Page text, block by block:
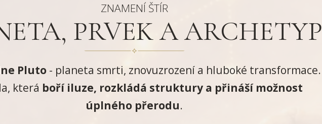
ZNAMENÍ ŠTÍR
PRVEK A ARCHETYP
Pluto - planeta smrti, znovuzrození a hluboké transformace.
která boří iluze, rozkládá struktury a přináší možnost
úplného přerodu.